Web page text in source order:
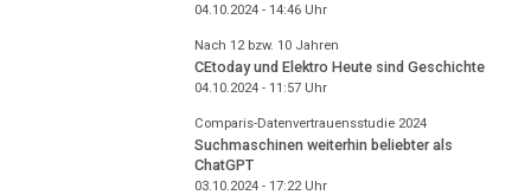
04.10.2024 - 14:46Uhr
Nach 12 bzw. 10 Jahren
CEtoday und Elektro Heute sind Geschichte
04.10.2024 - 11:57Uhr
Comparis-Datenvertrauensstudie 2024
Suchmaschinen weiterhin beliebter als
ChatGPT
03.10.2024 - 17:22Uhr